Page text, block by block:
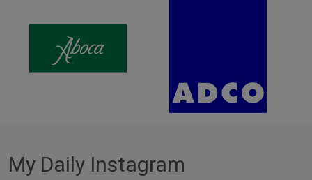
My Daily Instagram